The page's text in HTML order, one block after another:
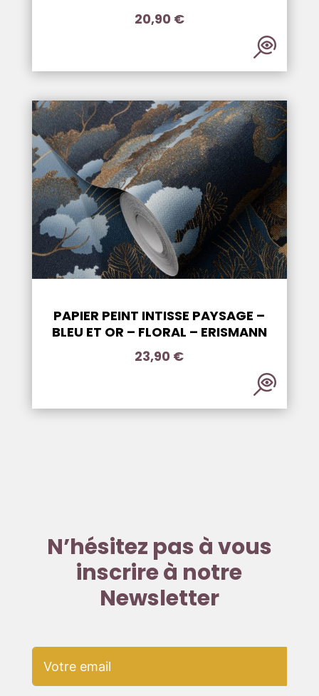
20,90 €
PAPIER PEINT INTISSE PAYSAGE –
BLEU ET OR – FLORAL – ERISMANN
23,90 €
N’hésitez pas à vous
inscrire à notre
Newsletter